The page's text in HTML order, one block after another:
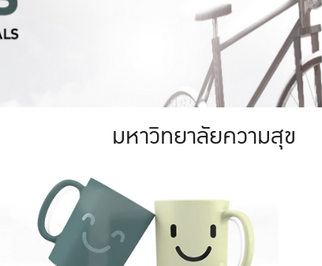
น
ร่
มหาวิทยาลัย
ให้กับประชาชน
มหาวิทยาลัยความสุข